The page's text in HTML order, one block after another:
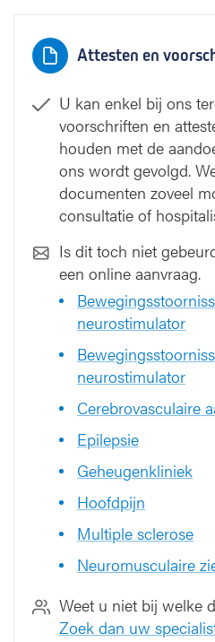
Attesten en
U kan enkel bij ons
voorschriften en
houden met de
ons wordt gevolgd.
documenten zoveel
consultatie of
Is dit toch niet
een online aanvraag.
neurostimulator
neurostimulator
Cerebrovasculaire
Epilepsie
Geheugenkliniek
Hoofdpijn
Multiple sclerose
Neuromusculaire
Weet u niet bij welke
Zoek dan uw